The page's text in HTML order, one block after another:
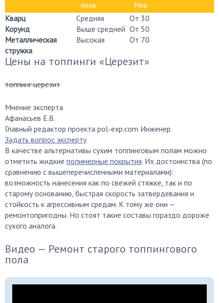
пола
Мпа
Кварц Средняя
От 30
Корунд
Выше средней От 50
Металлическая
стружка
Высокая От 70
Цены на топпинги «Церезит»
топпинг церезит
Мнение эксперта
Афанасьев Е.В.
Главный редактор проекта pol-exp.com Инженер.
Задать вопрос эксперту
В качестве альтернативы сухим топпинговым полам можно
отметить жидкие полимерные покрытия. Их достоинства (по
сравнению с вышеперечисленными материалами):
возможность нанесения как по свежей стяжке, так и по
старому основанию, быстрая скорость затвердевания и
стойкость к агрессивным средам. К тому же они —
ремонтопригодны. Но стоят такие составы гораздо дороже
сухого аналога.
Видео — Ремонт старого топпингового
пола